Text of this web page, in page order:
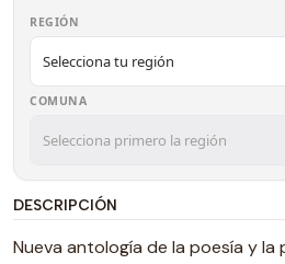
REGIÓN
COMUNA
DESCRIPCIÓN
Nueva antología de la poesía y la